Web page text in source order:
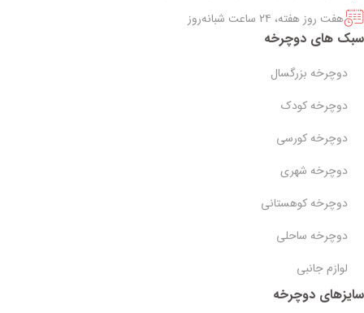
هفت روز هفته، ۲۴ ساعت شبانه‌روز
سبک های دوچرخه
دوچرخه بزرگسال
دوچرخه کودک
دوچرخه کورسی
دوچرخه شهری
دوچرخه کوهستانی
دوچرخه ساحلی
لوازم جانبی
سایزهای دوچرخه